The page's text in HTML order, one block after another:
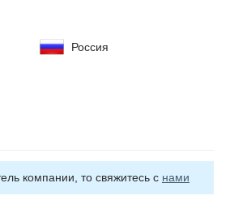
Россия
компании, то свяжитесь с нами